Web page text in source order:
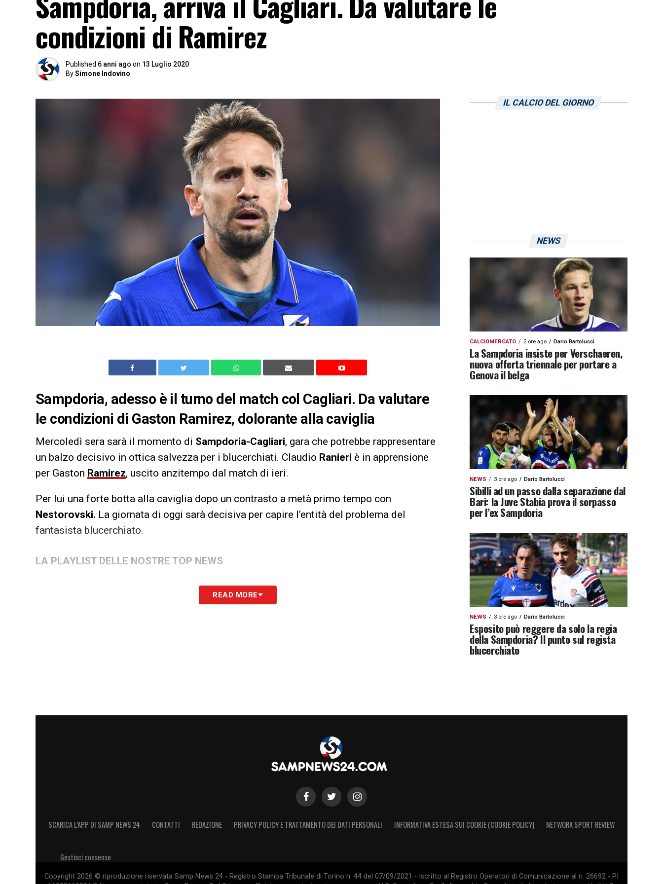
condizioni di Ramirez
Published 6 anni ago on 13 Luglio 2020
BySimone Indovino
Sampdoria, adesso è il turno del match col Cagliari. Da valutare
le condizioni di Gaston Ramirez, dolorante alla caviglia
Mercoledì sera sarà il momento di Sampdoria-Cagliari, gara che potrebbe rappresentare
un balzo decisivo in ottica salvezza per i blucerchiati. Claudio Ranieri è in apprensione
per Gaston Ramirez, uscito anzitempo dal match di ieri.
Per lui una forte botta alla caviglia dopo un contrasto a metà primo tempo con
Nestorovski. La giornata di oggi sarà decisiva per capire l’entità del problema del
fantasista blucerchiato.
LA PLAYLIST DELLE NOSTRE TOP NEWS
READ MORE
IL CALCIO DEL GIORNO
NEWS
CALCIOMERCATO 2 ore ago Dario Bartolucci
La Sampdoria insiste per Verschaeren,
nuova offerta triennale per portare a
Genova il belga
NEWS 3 ore ago Dario Bartolucci
Sibilli ad un passo dalla separazione dal
Bari: la Juve Stabia prova il sorpasso
per l’ex Sampdoria
NEWS 3 ore ago Dario Bartolucci
Esposito può reggere da solo la regia
della Sampdoria? Il punto sul regista
blucerchiato
SCARICA L’APP DI SAMP NEWS 24 CONTATTI REDAZIONE PRIVACY POLICY E TRATTAMENTO DEI DATI PERSONALI INFORMATIVA ESTESA SUI COOKIE (COOKIE POLICY) NETWORK SPORT REVIEW
Gestisci consenso
Copyright 2026 © riproduzione riservata Samp News 24 - Registro Stampa Tribunale di Torino n. 44 del 07/09/2021 - Iscritto al Registro Operatori di Comunicazione al n. 26692 - PI